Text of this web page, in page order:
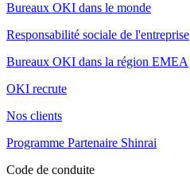
Bureaux OKI dans le monde
Responsabilité sociale de l'entreprise
Bureaux OKI dans la région EMEA
OKI recrute
Nos clients
Programme Partenaire Shinrai
Code de conduite